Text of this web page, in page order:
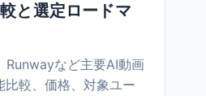
と選定ロードマ
など主要AI動画
比較、価格、対象ユー